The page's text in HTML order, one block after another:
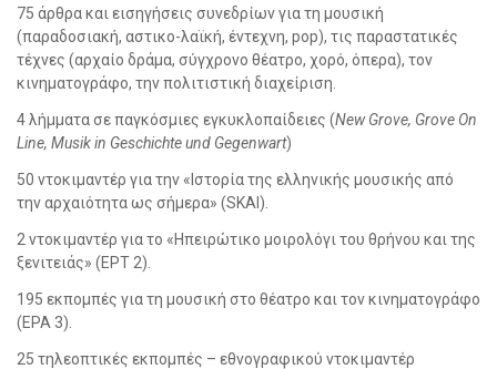
75 άρθρα και εισηγήσεις συνεδρίων για τη μουσική
(παραδοσιακή, αστικo-λαϊκή, έντεχνη, pop), τις παραστατικές
τέχνες (αρχαίο δράμα, σύγχρονο θέατρο, χορό, όπερα), τον
κινηματογράφο, την πολιτιστική διαχείριση.
4 λήμματα σε παγκόσμιες εγκυκλοπαίδειες (New Grove, Grove On
Line, Musik in Geschichte und Gegenwart)
50 ντοκιμαντέρ για την «Ιστορία της ελληνικής μουσικής από
την αρχαιότητα ως σήμερα» (SKAI).
2 ντοκιμαντέρ για το «Ηπειρώτικο μοιρολόγι του θρήνου και της
ξενιτειάς» (ΕΡΤ 2).
195 εκπομπές για τη μουσική στο θέατρο και τον κινηματογράφο
(ΕΡΑ 3).
25 τηλεοπτικές εκπομπές – εθνογραφικού ντοκιμαντέρ